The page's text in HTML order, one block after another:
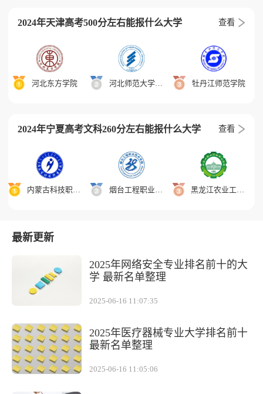
2024年天津高考500分左右能报什么大学 查看
河北东方学院 河北师范大学汇华学院 牡丹江师范学院
2024年宁夏高考文科260分左右能报什么大学 查看
内蒙古科技职业学院 烟台工程职业技术学院 黑龙江农业工程职业学院
最新更新
2025年网络安全专业排名前十的大
学 最新名单整理
2025-06-16 11:07:35
2025年医疗器械专业大学排名前十
最新名单整理
2025-06-16 11:05:06